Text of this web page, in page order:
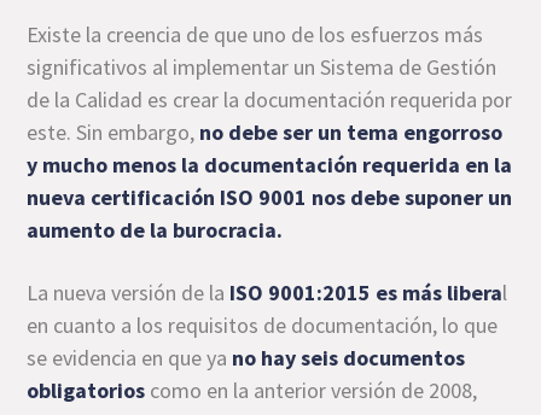
Existe la creencia de que uno de los esfuerzos más
significativos al implementar un Sistema de Gestión
de la Calidad es crear la documentación requerida por
este. Sin embargo, no debe ser un tema engorroso
y mucho menos la documentación requerida en la
nueva certificación ISO 9001 nos debe suponer un
aumento de la burocracia.
La nueva versión de la ISO 9001:2015 es más liberal
en cuanto a los requisitos de documentación, lo que
se evidencia en que ya no hay seis documentos
obligatorios como en la anterior versión de 2008,